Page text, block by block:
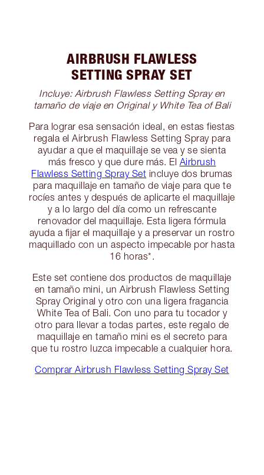
AIRBRUSH FLAWLESS
SETTING SPRAY SET
Incluye: Airbrush Flawless Setting Spray en
tamaño de viaje en Original y White Tea of Bali
Para lograr esa sensación ideal, en estas fiestas
regala el Airbrush Flawless Setting Spray para
ayudar a que el maquillaje se vea y se sienta
más fresco y que dure más. El Airbrush
Flawless Setting Spray Set incluye dos brumas
para maquillaje en tamaño de viaje para que te
rocíes antes y después de aplicarte el maquillaje
y a lo largo del día como un refrescante
renovador del maquillaje. Esta ligera fórmula
ayuda a fijar el maquillaje y a preservar un rostro
maquillado con un aspecto impecable por hasta
16 horas*.
Este set contiene dos productos de maquillaje
en tamaño mini, un Airbrush Flawless Setting
Spray Original y otro con una ligera fragancia
White Tea of Bali. Con uno para tu tocador y
otro para llevar a todas partes, este regalo de
maquillaje en tamaño mini es el secreto para
que tu rostro luzca impecable a cualquier hora.
Comprar Airbrush Flawless Setting Spray Set